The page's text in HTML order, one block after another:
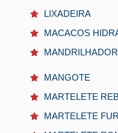
LIXADEIRA
MACACOS
MANGOTE
MARTELETE
MARTELETE